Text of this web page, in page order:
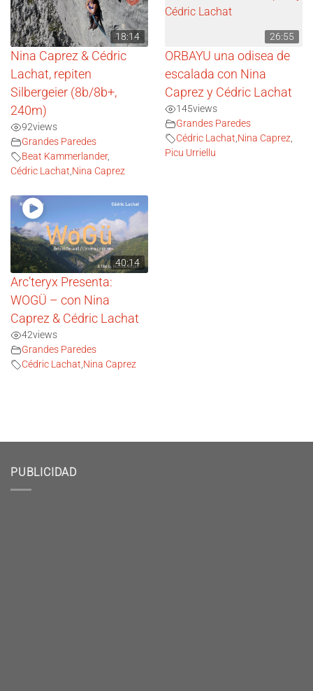
18:14
Nina Caprez & Cédric
Lachat, repiten
Silbergeier (8b/8b+,
240m)
92views
Grandes Paredes
Beat Kammerlander,
Cédric Lachat,Nina Caprez
26:55
ORBAYU una odisea de
escalada con Nina
Caprez y Cédric Lachat
145views
Grandes Paredes
Cédric Lachat,Nina Caprez,
Picu Urriellu
40:14
Arc’teryx Presenta:
WOGÜ – con Nina
Caprez & Cédric Lachat
42views
Grandes Paredes
Cédric Lachat,Nina Caprez
PUBLICIDAD